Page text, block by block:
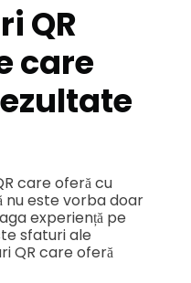
QR
care
care oferă cu
nu este vorba doar
experiență pe
sfaturi ale
QR care oferă